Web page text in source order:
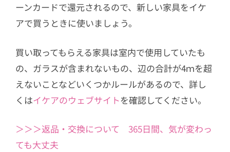
ーンカードで還元されるので、新しい家具をイケ
アで買うときに使いましょう。
買い取ってもらえる家具は室内で使用していたも
の、ガラスが含まれないもの、辺の合計が4ｍを超
えないことなどいくつかルールがあるので、詳し
くはイケアのウェブサイトを確認してください。
＞＞＞返品・交換について 365日間、気が変わっ
ても大丈夫